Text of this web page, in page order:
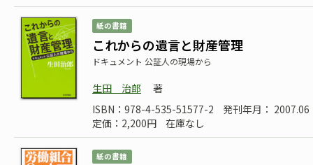
紙の書籍
これからの遺言と財産管理
ドキュメント 公証人の現場から
生田 治郎
著
ISBN：978-4-535-51577-2
発刊年月： 2007.06
定価：2,200円
在庫なし
紙の書籍